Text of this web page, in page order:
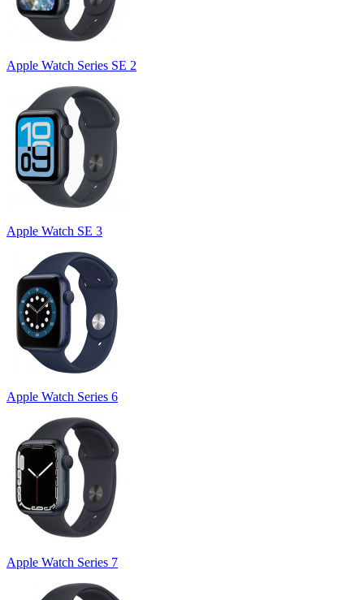
Apple Watch Series SE 2
Apple Watch SE 3
Apple Watch Series 6
Apple Watch Series 7